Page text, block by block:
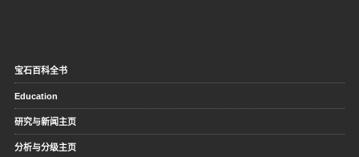
宝石百科全书
Education
研究与新闻主页
分析与分级主页